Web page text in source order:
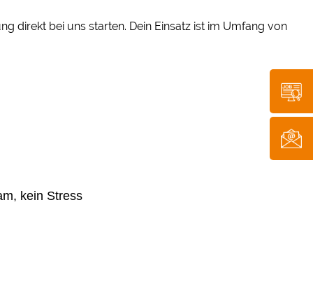
direkt bei uns starten. Dein Einsatz ist im Umfang von
kein Stress